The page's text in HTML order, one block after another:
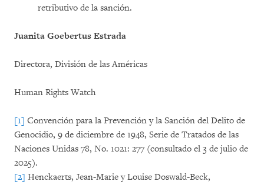
retributivo de la sanción.
Juanita Goebertus Estrada
Directora, División de las Américas
Human Rights Watch
[1] Convención para la Prevención y la Sanción del Delito de
Genocidio, 9 de diciembre de 1948, Serie de Tratados de las
Naciones Unidas 78, No. 1021: 277 (consultado el 3 de julio de
2025).
[2] Henckaerts, Jean-Marie y Louise Doswald-Beck,